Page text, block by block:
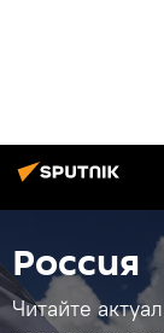
Россия
Читайте